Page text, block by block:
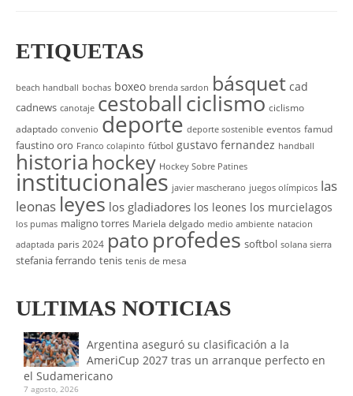
ETIQUETAS
beach handball bochas boxeo brenda sardon básquet cad
cadnews canotaje cestoballciclismo ciclismo
adaptado convenio deporte deporte sostenible eventos famud
faustino oro Franco colapinto fútbol gustavo fernandez handball
historia hockey Hockey Sobre Patines
institucionales javier mascherano juegos olímpicos las
leonas leyes los gladiadores los leones los murcielagos
los pumas maligno torres Mariela delgado medio ambiente natacion
adaptada paris 2024 pato profedes softbol solana sierra
stefania ferrando tenis tenis de mesa
ULTIMAS NOTICIAS
Argentina aseguró su clasificación a la
AmeriCup 2027 tras un arranque perfecto en
el Sudamericano
7 agosto, 2026